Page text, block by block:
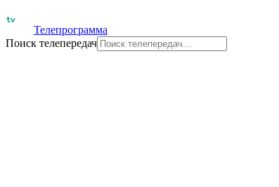
Телепрограмма
Поиск телепередач